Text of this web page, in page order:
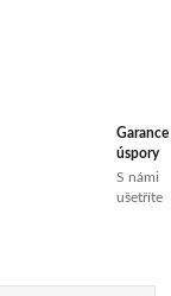
Garance
úspory
S námi
ušetříte